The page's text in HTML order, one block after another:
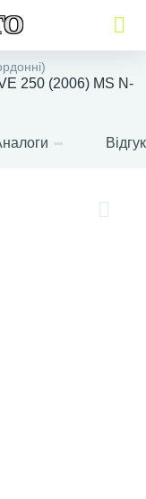
250 (2006) MS N-